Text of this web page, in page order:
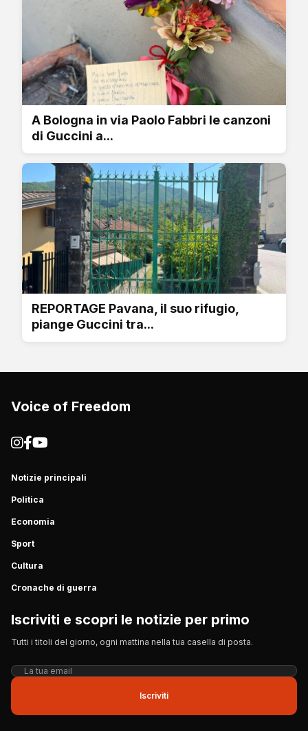
A Bologna in via Paolo Fabbri le canzoni
di Guccini a...
REPORTAGE Pavana, il suo rifugio,
piange Guccini tra...
Voice of Freedom
Notizie principali
Politica
Economia
Sport
Cultura
Cronache di guerra
Iscriviti e scopri le notizie per primo
Tutti i titoli del giorno, ogni mattina nella tua casella di posta.
Iscriviti